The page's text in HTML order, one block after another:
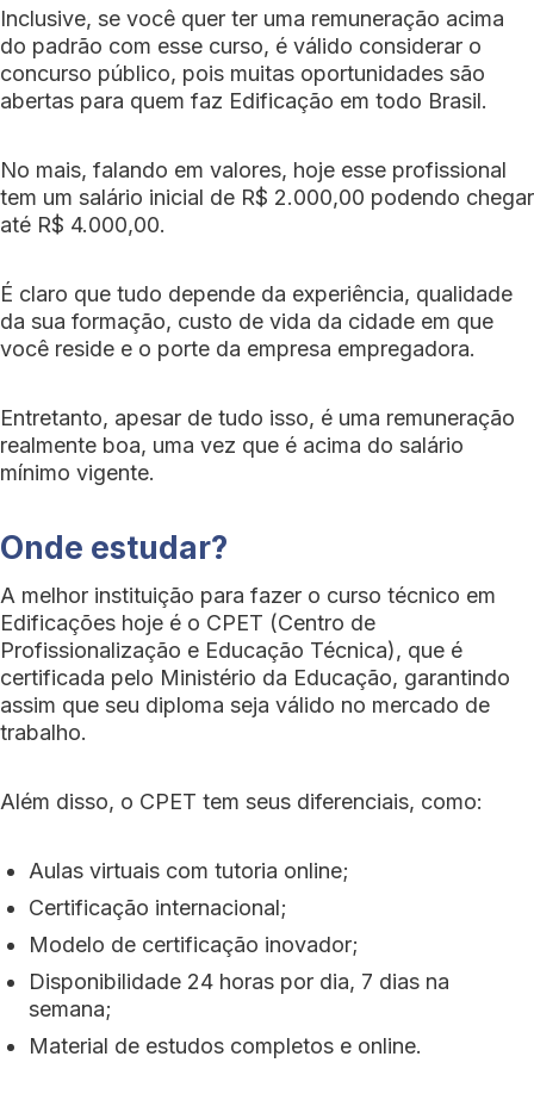
Inclusive, se você quer ter uma remuneração acima
do padrão com esse curso, é válido considerar o
concurso público, pois muitas oportunidades são
abertas para quem faz Edificação em todo Brasil.
No mais, falando em valores, hoje esse profissional
tem um salário inicial de R$ 2.000,00 podendo chegar
até R$ 4.000,00.
É claro que tudo depende da experiência, qualidade
da sua formação, custo de vida da cidade em que
você reside e o porte da empresa empregadora.
Entretanto, apesar de tudo isso, é uma remuneração
realmente boa, uma vez que é acima do salário
mínimo vigente.
Onde estudar?
A melhor instituição para fazer o curso técnico em
Edificações hoje é o CPET (Centro de
Profissionalização e Educação Técnica), que é
certificada pelo Ministério da Educação, garantindo
assim que seu diploma seja válido no mercado de
trabalho.
Além disso, o CPET tem seus diferenciais, como:
Aulas virtuais com tutoria online;
Certificação internacional;
Modelo de certificação inovador;
Disponibilidade 24 horas por dia, 7 dias na
semana;
Material de estudos completos e online.